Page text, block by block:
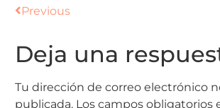
Previous
Deja una
Tu dirección de correo electrónico
publicada. Los campos obligatorios